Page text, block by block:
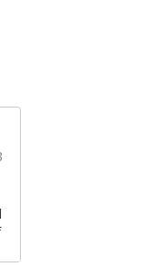
van den Brink